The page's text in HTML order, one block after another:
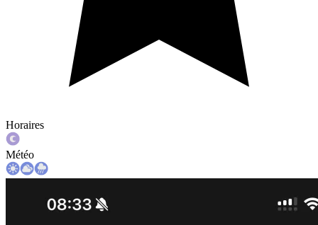
Horaires
Météo